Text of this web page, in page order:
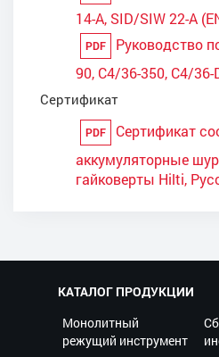
14-A, SID/SIW 22-A
PDF
Руководство
90, C4/36-350, C4/36-
Сертификат
PDF
Сертификат
аккумуляторные
гайковерты Hilti,
КАТАЛОГ ПРОДУКЦИИ
Монолитный
режущий инструмент